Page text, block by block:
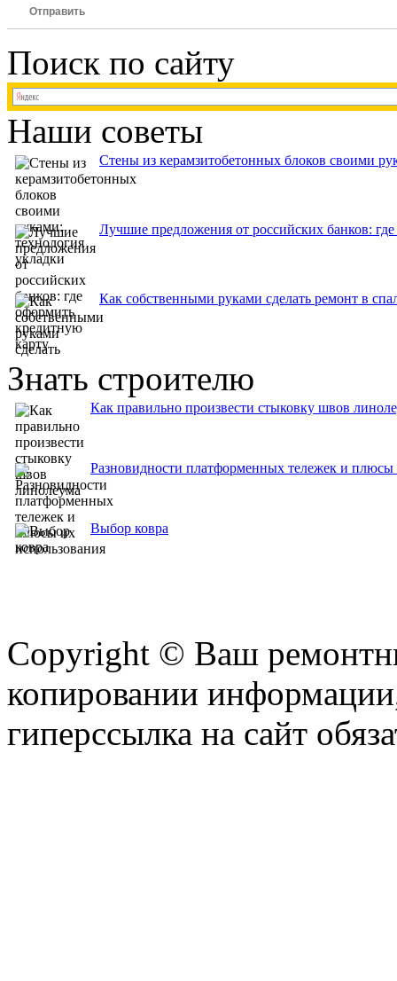
Отправить
Поиск по сайту
Наши советы
Стены из керамзитобетонных блоков своими
Лучшие предложения от российских банков:
Как собственными руками сделать ремонт в
Знать строителю
Как правильно произвести стыковку швов
Разновидности платформенных тележек и плюсы
Выбор ковра
Copyright © Ваш
копировании
гиперссылка на сайт